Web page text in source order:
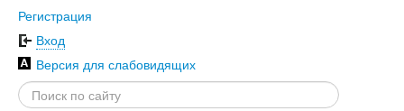
Регистрация
Вход
Версия для слабовидящих